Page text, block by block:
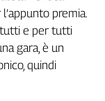
premia.
tutti e per tutti
gara, è un
quindi